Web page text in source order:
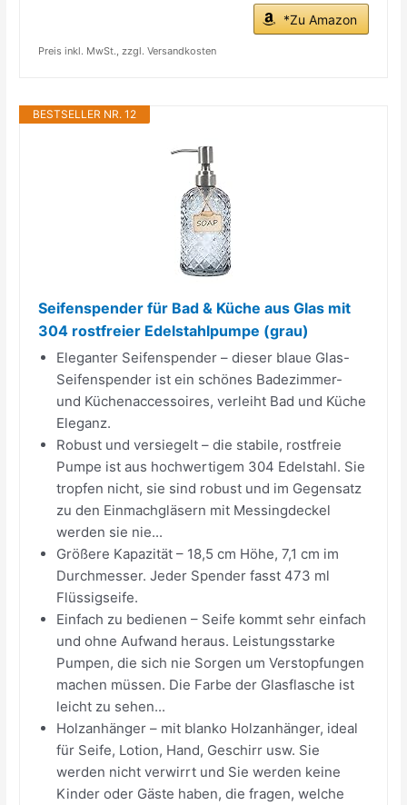
*Zu Amazon
Preis inkl. MwSt., zzgl. Versandkosten
BESTSELLER NR. 12
Seifenspender für Bad & Küche aus Glas mit
304 rostfreier Edelstahlpumpe (grau)
Eleganter Seifenspender – dieser blaue Glas-
Seifenspender ist ein schönes Badezimmer-
und Küchenaccessoires, verleiht Bad und Küche
Eleganz.
Robust und versiegelt – die stabile, rostfreie
Pumpe ist aus hochwertigem 304 Edelstahl. Sie
tropfen nicht, sie sind robust und im Gegensatz
zu den Einmachgläsern mit Messingdeckel
werden sie nie...
Größere Kapazität – 18,5 cm Höhe, 7,1 cm im
Durchmesser. Jeder Spender fasst 473 ml
Flüssigseife.
Einfach zu bedienen – Seife kommt sehr einfach
und ohne Aufwand heraus. Leistungsstarke
Pumpen, die sich nie Sorgen um Verstopfungen
machen müssen. Die Farbe der Glasflasche ist
leicht zu sehen...
Holzanhänger – mit blanko Holzanhänger, ideal
für Seife, Lotion, Hand, Geschirr usw. Sie
werden nicht verwirrt und Sie werden keine
Kinder oder Gäste haben, die fragen, welche